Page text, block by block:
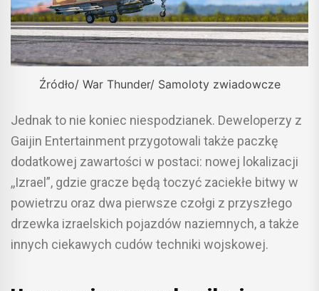
Źródło/ War Thunder/ Samoloty zwiadowcze
Jednak to nie koniec niespodzianek. Deweloperzy z
Gaijin Entertainment przygotowali także paczkę
dodatkowej zawartości w postaci: nowej lokalizacji
,,Izrael”, gdzie gracze będą toczyć zaciekłe bitwy w
powietrzu oraz dwa pierwsze czołgi z przyszłego
drzewka izraelskich pojazdów naziemnych, a także
innych ciekawych cudów techniki wojskowej.